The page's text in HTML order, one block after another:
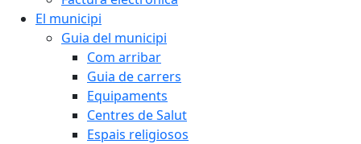
El municipi
Guia del municipi
Com arribar
Guia de carrers
Equipaments
Centres de Salut
Espais religiosos